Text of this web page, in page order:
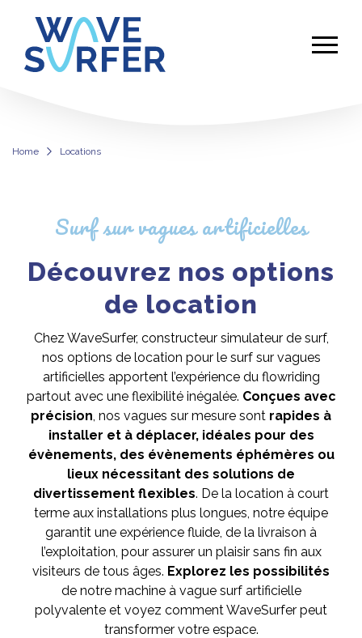
Home Locations
Surf sur vagues artificielles
Découvrez nos options
de location
Chez WaveSurfer, constructeur simulateur de surf,
nos options de location pour le surf sur vagues
artificielles apportent l’expérience du flowriding
partout avec une flexibilité inégalée. Conçues avec
précision, nos vagues sur mesure sont rapides à
installer et à déplacer, idéales pour des
évènements, des évènements éphémères ou
lieux nécessitant des solutions de
divertissement flexibles. De la location à court
terme aux installations plus longues, notre équipe
garantit une expérience fluide, de la livraison à
l’exploitation, pour assurer un plaisir sans fin aux
visiteurs de tous âges. Explorez les possibilités
de notre machine à vague surf artificielle
polyvalente et voyez comment WaveSurfer peut
transformer votre espace.